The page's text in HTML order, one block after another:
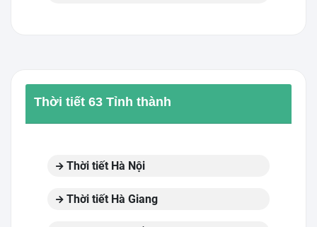
Thời tiết 63 Tỉnh thành
Thời tiết Hà Nội
Thời tiết Hà Giang